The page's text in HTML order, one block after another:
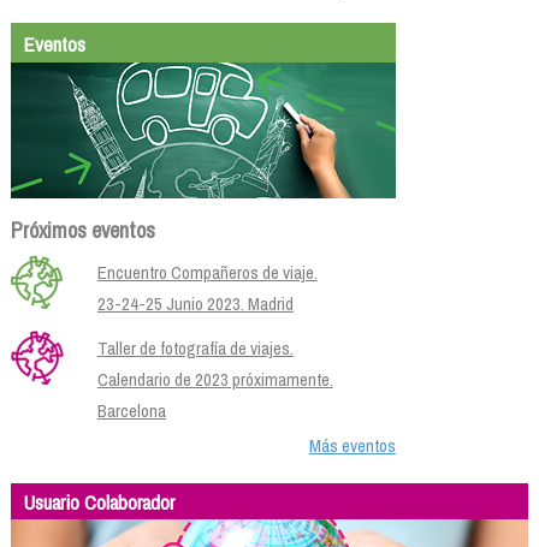
Eventos
Próximos eventos
Encuentro Compañeros de viaje.
23-24-25 Junio 2023. Madrid
Taller de fotografía de viajes.
Calendario de 2023 próximamente.
Barcelona
Más eventos
Usuario Colaborador